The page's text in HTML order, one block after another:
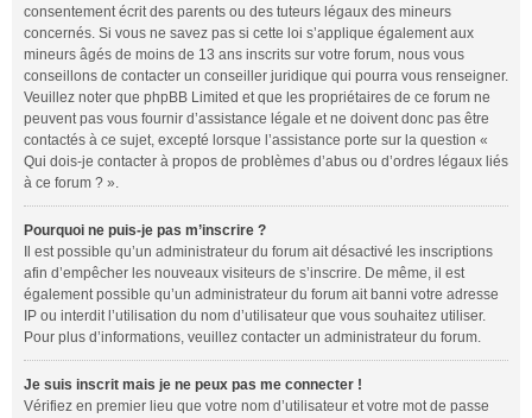
consentement écrit des parents ou des tuteurs légaux des mineurs
concernés. Si vous ne savez pas si cette loi s’applique également aux
mineurs âgés de moins de 13 ans inscrits sur votre forum, nous vous
conseillons de contacter un conseiller juridique qui pourra vous renseigner.
Veuillez noter que phpBB Limited et que les propriétaires de ce forum ne
peuvent pas vous fournir d’assistance légale et ne doivent donc pas être
contactés à ce sujet, excepté lorsque l’assistance porte sur la question «
Qui dois-je contacter à propos de problèmes d’abus ou d’ordres légaux liés
à ce forum ? ».
Pourquoi ne puis-je pas m’inscrire ?
Il est possible qu’un administrateur du forum ait désactivé les inscriptions
afin d’empêcher les nouveaux visiteurs de s’inscrire. De même, il est
également possible qu’un administrateur du forum ait banni votre adresse
IP ou interdit l’utilisation du nom d’utilisateur que vous souhaitez utiliser.
Pour plus d’informations, veuillez contacter un administrateur du forum.
Je suis inscrit mais je ne peux pas me connecter !
Vérifiez en premier lieu que votre nom d’utilisateur et votre mot de passe